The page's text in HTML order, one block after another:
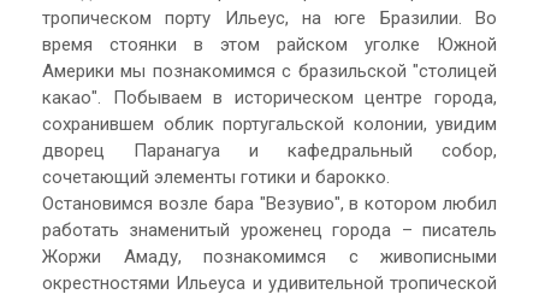
тропическом порту Ильеус, на юге Бразилии. Во
время стоянки в этом райском уголке Южной
Америки мы познакомимся с бразильской "столицей
какао". Побываем в историческом центре города,
сохранившем облик португальской колонии, увидим
дворец Паранагуа и кафедральный собор,
сочетающий элементы готики и барокко.
Остановимся возле бара "Везувио", в котором любил
работать знаменитый уроженец города – писатель
Жоржи Амаду, познакомимся с живописными
окрестностями Ильеуса и удивительной тропической